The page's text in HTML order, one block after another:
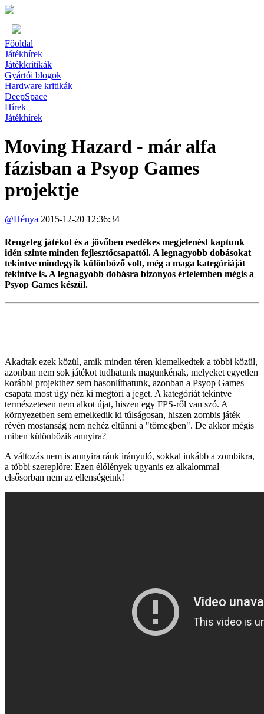
Főoldal
Játékhírek
Játékkritikák
Gyártói blogok
Hardware kritikák
DeepSpace
Hírek
Játékhírek
Moving Hazard - már alfa
fázisban a Psyop Games
projektje
@Hénya 2015-12-20 12:36:34
Rengeteg játékot és a jövőben esedékes megjelenést kaptunk
idén szinte minden fejlesztőcsapattól. A legnagyobb dobásokat
tekintve mindegyik különböző volt, még a maga kategóriáját
tekintve is. A legnagyobb dobásra bizonyos értelemben mégis a
Psyop Games készül.
Akadtak ezek közül, amik minden téren kiemelkedtek a többi közül,
azonban nem sok játékot tudhatunk magunkénak, melyeket egyetlen
korábbi projekthez sem hasonlíthatunk, azonban a Psyop Games
csapata most úgy néz ki megtöri a jeget. A kategóriát tekintve
természetesen nem alkot újat, hiszen egy FPS-ről van szó. A
környezetben sem emelkedik ki túlságosan, hiszen zombis játék
révén mostanság nem nehéz eltűnni a "tömegben". De akkor mégis
miben különbözik annyira?
A változás nem is annyira ránk irányuló, sokkal inkább a zombikra,
a többi szereplőre: Ezen élőlények ugyanis ez alkalommal
elsősorban nem az ellenségeink!